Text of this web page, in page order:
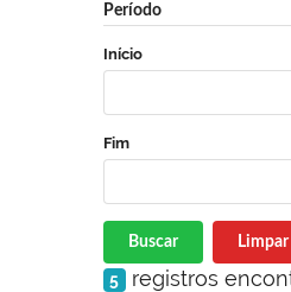
Período
Início
Fim
Buscar Limpar
5 registros